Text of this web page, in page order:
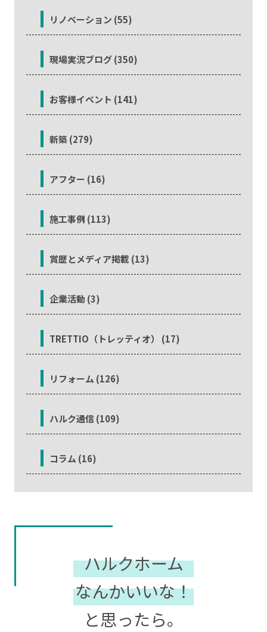
リノベーション (55)
現場実況ブログ (350)
お客様イベント (141)
新築 (279)
アフター (16)
施工事例 (113)
賞歴とメディア掲載 (13)
企業活動 (3)
TRETTIO（トレッティオ） (17)
リフォーム (126)
ハルク通信 (109)
コラム (16)
ハルクホーム
なんかいいな！
と思ったら。